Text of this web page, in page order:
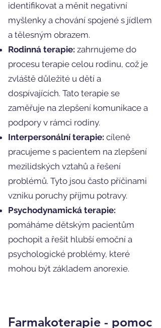
identifikovat a měnit negativní
myšlenky a chování spojené s jídlem
a tělesným obrazem.
Rodinná terapie: zahrnujeme do
procesu terapie celou rodinu, což je
zvláště důležité u dětí a
dospívajících. Tato terapie se
zaměřuje na zlepšení komunikace a
podpory v rámci rodiny.
Interpersonální terapie: cíleně
pracujeme s pacientem na zlepšení
mezilidských vztahů a řešení
problémů. Tyto jsou často příčinami
vzniku poruchy příjmu potravy.
Psychodynamická terapie:
pomáháme dětským pacientům
pochopit a řešit hlubší emoční a
psychologické problémy, které
mohou být základem anorexie.
Farmakoterapie - pomoc